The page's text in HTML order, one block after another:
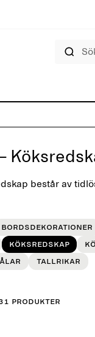
består av
Bordsdekorationer
Köksredskap
Tallrikar
Produkter